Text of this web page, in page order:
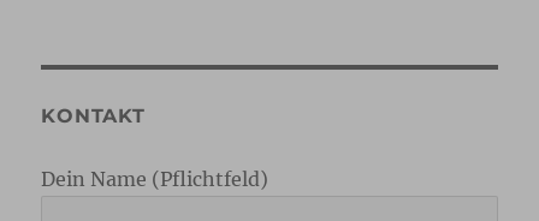
KONTAKT
Dein Name (Pflichtfeld)